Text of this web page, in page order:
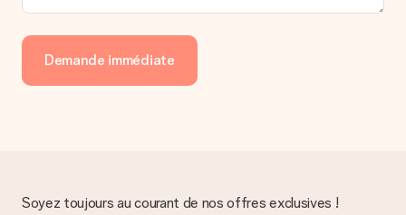
Demande immédiate
Soyez toujours au courant de nos offres exclusives !